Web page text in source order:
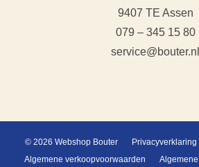
9407 TE Assen
079 – 345 15 80
service@bouter.nl
© 2026 Webshop Bouter Privacyverklaring
Algemene verkoopvoorwaarden